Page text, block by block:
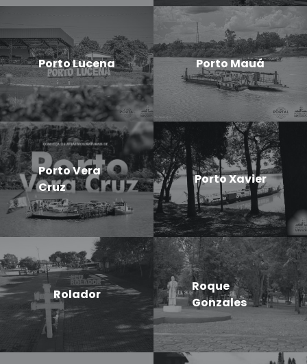
Porto Lucena Porto Mauá
Porto Vera
Cruz
Porto Xavier
Rolador
Roque
Gonzales